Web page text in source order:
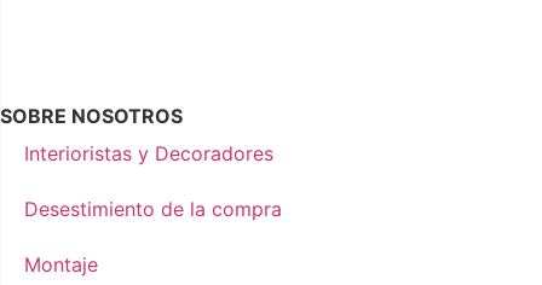
SOBRE NOSOTROS
Interioristas y Decoradores
Desestimiento de la compra
Montaje